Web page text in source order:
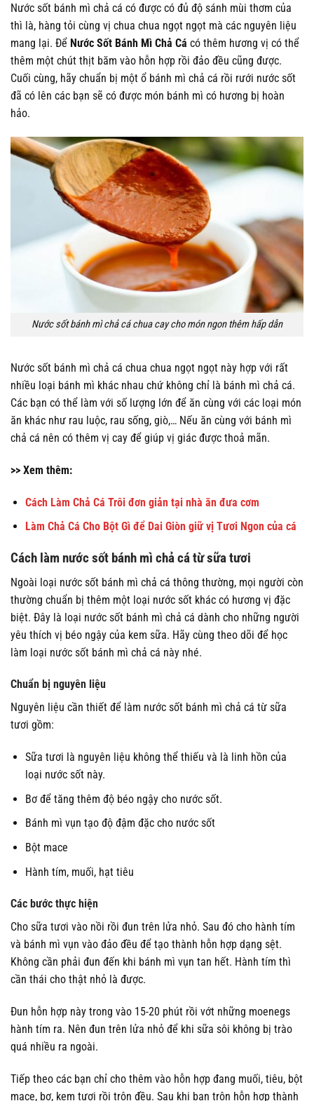
Nước sốt bánh mì chả cá có được có đủ độ sánh mùi thơm của
thì là, hàng tỏi cùng vị chua chua ngọt ngọt mà các nguyên liệu
mang lại. Để Nước Sốt Bánh Mì Chả Cá có thêm hương vị có thể
thêm một chút thịt băm vào hỗn hợp rồi đảo đều cũng được.
Cuối cùng, hãy chuẩn bị một ổ bánh mì chả cá rồi rưới nước sốt
đã có lên các bạn sẽ có được món bánh mì có hương bị hoàn
hảo.
Nước sốt bánh mì chả cá chua cay cho món ngon thêm hấp dẫn
Nước sốt bánh mì chả cá chua chua ngọt ngọt này hợp với rất
nhiều loại bánh mì khác nhau chứ không chỉ là bánh mì chả cá.
Các bạn có thể làm với số lượng lớn để ăn cùng với các loại món
ăn khác như rau luộc, rau sống, giò,… Nếu ăn cùng với bánh mì
chả cá nên có thêm vị cay để giúp vị giác được thoả mãn.
>> Xem thêm:
Cách Làm Chả Cá Trôi đơn giản tại nhà ăn đưa cơm
Làm Chả Cá Cho Bột Gì để Dai Giòn giữ vị Tươi Ngon của cá
Cách làm nước sốt bánh mì chả cá từ sữa tươi
Ngoài loại nước sốt bánh mì chả cá thông thường, mọi người còn
thường chuẩn bị thêm một loại nước sốt khác có hương vị đặc
biệt. Đây là loại nước sốt bánh mì chả cá dành cho những người
yêu thích vị béo ngậy của kem sữa. Hãy cùng theo dõi để học
làm loại nước sốt bánh mì chả cá này nhé.
Chuẩn bị nguyên liệu
Nguyên liệu cần thiết để làm nước sốt bánh mì chả cá từ sữa
tươi gồm:
Sữa tươi là nguyên liệu không thể thiếu và là linh hồn của
loại nước sốt này.
Bơ để tăng thêm độ béo ngậy cho nước sốt.
Bánh mì vụn tạo độ đậm đặc cho nước sốt
Bột mace
Hành tím, muối, hạt tiêu
Các bước thực hiện
Cho sữa tươi vào nồi rồi đun trên lửa nhỏ. Sau đó cho hành tím
và bánh mì vụn vào đảo đều để tạo thành hỗn hợp dạng sệt.
Không cần phải đun đến khi bánh mì vụn tan hết. Hành tím thì
cần thái cho thật nhỏ là được.
Đun hỗn hợp này trong vào 15-20 phút rồi vớt những moenegs
hành tím ra. Nên đun trên lửa nhỏ để khi sữa sôi không bị trào
quá nhiều ra ngoài.
Tiếp theo các bạn chỉ cho thêm vào hỗn hợp đang muối, tiêu, bột
mace, bơ, kem tươi rồi trộn đều. Sau khi bạn trộn hỗn hợp thành